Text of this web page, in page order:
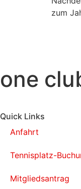
zum
one
Quick Links
Anfahrt
Tennisplatz-
Mitgliedsantrag